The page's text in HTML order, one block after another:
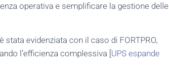
operativa e semplificare la gestione delle
evidenziata con il caso di FORTPRO,
l’efficienza complessiva [ UPS espande